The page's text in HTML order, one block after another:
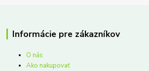
Informácie pre zákazníkov
O nás
Ako nakupovať